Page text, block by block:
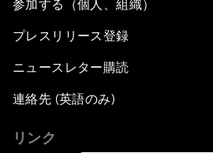
参加する（個人、組織）
プレスリリース登録
ニュースレター購読
連絡先 (英語のみ)
リンク